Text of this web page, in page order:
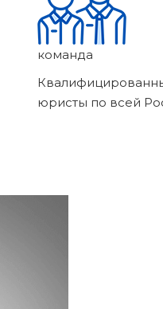
команда
юристы по всей